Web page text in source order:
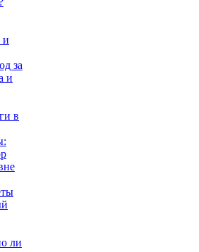
и
за
и
в
ли